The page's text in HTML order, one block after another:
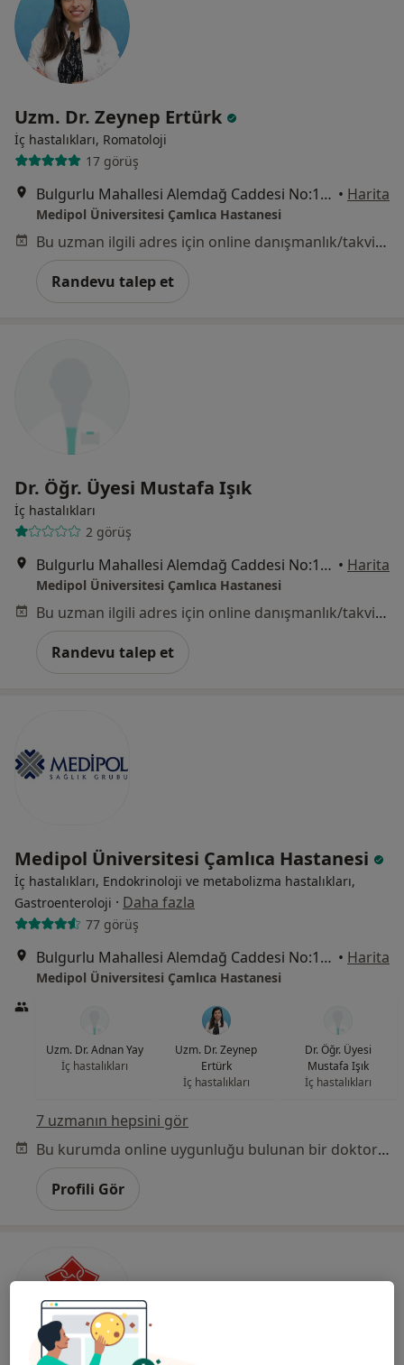
Uzm. Dr. Zeynep Ertürk
İç hastalıkları, Romatoloji
17 görüş
Bulgurlu Mahallesi Alemdağ Caddesi No:100, Üsküdar • Harita
Medipol Üniversitesi Çamlıca Hastanesi
Bu uzman ilgili adres için online danışmanlık/takvim sunmuyor.
Randevu talep et
Dr. Öğr. Üyesi Mustafa Işık
İç hastalıkları
2 görüş
Bulgurlu Mahallesi Alemdağ Caddesi No:100, Üsküdar • Harita
Medipol Üniversitesi Çamlıca Hastanesi
Bu uzman ilgili adres için online danışmanlık/takvim sunmuyor.
Randevu talep et
Medipol Üniversitesi Çamlıca Hastanesi
İç hastalıkları, Endokrinoloji ve metabolizma hastalıkları,
Gastroenteroloji · Daha fazla
77 görüş
Bulgurlu Mahallesi Alemdağ Caddesi No:100, Üsküdar • Harita
Medipol Üniversitesi Çamlıca Hastanesi
Uzm. Dr. Adnan Yay
İç hastalıkları
Uzm. Dr. Zeynep
Ertürk
İç hastalıkları
Dr. Öğr. Üyesi
Mustafa Işık
İç hastalıkları
7 uzmanın hepsini gör
Bu kurumda online uygunluğu bulunan bir doktor veya uzman bulunamadı
Profili Gör